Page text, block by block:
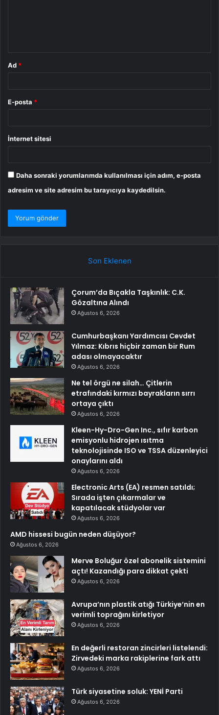
Ad *
E-posta *
İnternet sitesi
Daha sonraki yorumlarımda kullanılması için adım, e-posta
adresim ve site adresim bu tarayıcıya kaydedilsin.
Son Eklenen
Çorum’da Bıçakla Taşkınlık: C.K.
Gözaltına Alındı
Ağustos 6, 2026
Cumhurbaşkanı Yardımcısı Cevdet
Yılmaz: Kıbrıs hiçbir zaman bir Rum
adası olmayacaktır
Ağustos 6, 2026
Ne tel örgü ne silah… Çitlerin
etrafındaki kırmızı bayrakların sırrı
ortaya çıktı
Ağustos 6, 2026
Kleen-Hy-Dro-Gen Inc., sıfır karbon
emisyonlu hidrojen ısıtma
teknolojisinde ISO ve TSSA düzenleyici
onaylarını aldı
Ağustos 6, 2026
Electronic Arts (EA) resmen satıldı;
Sırada işten çıkarmalar ve
kapatılacak stüdyolar var
Ağustos 6, 2026
AMD hissesi bugün neden düşüyor?
Ağustos 6, 2026
Merve Boluğur özel abonelik sistemini
açtı! Kazandığı para dikkat çekti
Ağustos 6, 2026
Avrupa’nın plastik atığı Türkiye’nin en
verimli toprağını kirletiyor
Ağustos 6, 2026
En değerli restoran zincirleri listelendi:
Zirvedeki marka rakiplerine fark attı
Ağustos 6, 2026
Türk siyasetine soluk: YENİ Parti
Ağustos 6, 2026